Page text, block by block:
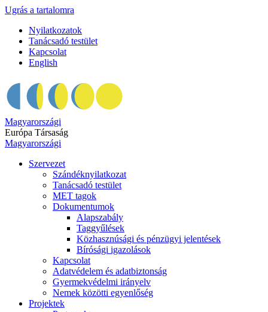
Ugrás a tartalomra
Nyilatkozatok
Tanácsadó testület
Kapcsolat
English
Magyarországi
Európa Társaság
Magyarországi
Szervezet
Szándéknyilatkozat
Tanácsadó testület
MET tagok
Dokumentumok
Alapszabály
Taggyűlések
Közhasznúsági és pénzügyi jelentések
Bírósági igazolások
Kapcsolat
Adatvédelem és adatbiztonság
Gyermekvédelmi irányelv
Nemek közötti egyenlőség
Projektek